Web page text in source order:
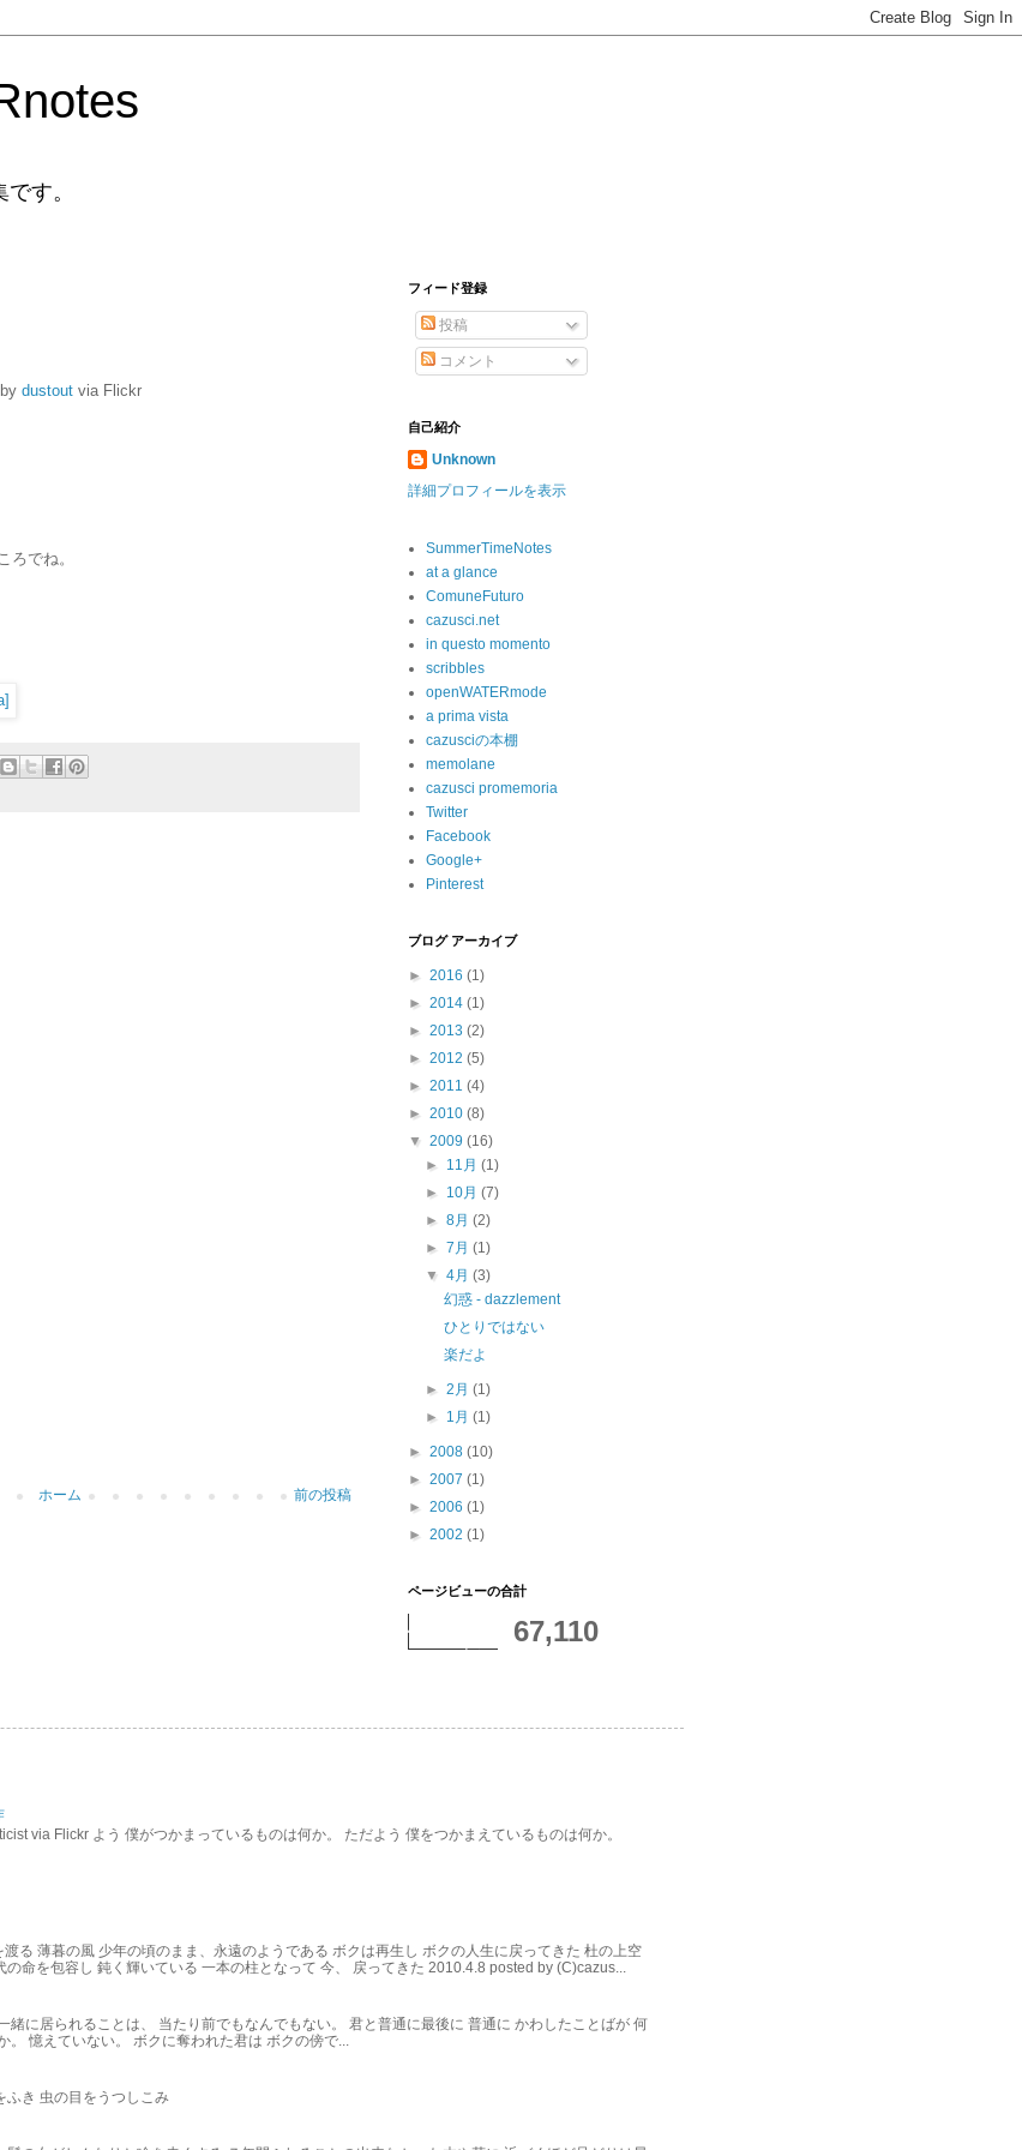
す。
dustout via Flickr
ろでね。
前の投稿
ホーム
フィード登録
投稿
コメント
自己紹介
Unknown
詳細プロフィールを表示
SummerTimeNotes
at a glance
ComuneFuturo
cazusci.net
in questo momento
scribbles
openWATERmode
a prima vista
cazusciの本棚
memolane
cazusci promemoria
Twitter
Facebook
Google+
Pinterest
ブログ アーカイブ
► 2016 (1)
► 2014 (1)
► 2013 (2)
► 2012 (5)
► 2011 (4)
► 2010 (8)
▼ 2009 (16)
► 11月(1)
► 10月(7)
►8月(2)
►7月(1)
▼4月(3)
幻惑 - dazzlement
ひとりではない
楽だよ
►2月(1)
► 1月(1)
► 2008 (10)
► 2007 (1)
► 2006 (1)
► 2002 (1)
ページビューの合計
67,110
via Flickr よう 僕がつかまっているものは何か。 ただよう 僕をつかまえているものは何か。
る 薄暮の風 少年の頃のまま、永遠のようである ボクは再生し ボクの人生に戻ってきた 杜の上空
命を包容し 鈍く輝いている 一本の柱となって 今、 戻ってきた 2010.4.8 posted by (C)cazus...
緒に居られることは、 当たり前でもなんでもない。 君と普通に最後に 普通に かわしたことばが 何
。 憶えていない。 ボクに奪われた君は ボクの傍で...
ふき 虫の目をうつしこみ